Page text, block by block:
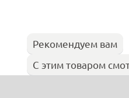
Рекомендуем вам
С этим товаром